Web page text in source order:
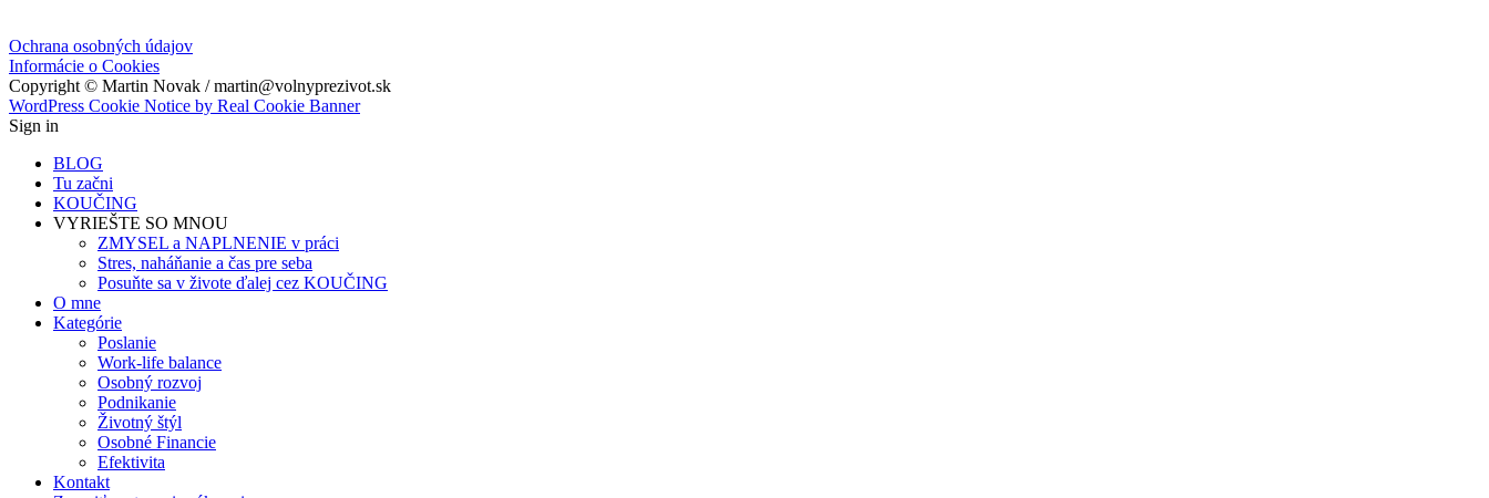
Ochrana osobných údajov
Informácie o Cookies
Copyright © Martin Novak / martin@volnyprezivot.sk
WordPress Cookie Notice by Real Cookie Banner
Sign in
BLOG
Tu začni
KOUČING
VYRIEŠTE SO MNOU
ZMYSEL a NAPLNENIE v práci
Stres, naháňanie a čas pre seba
Posuňte sa v živote ďalej cez KOUČING
O mne
Kategórie
Poslanie
Work-life balance
Osobný rozvoj
Podnikanie
Životný štýl
Osobné Financie
Efektivita
Kontakt